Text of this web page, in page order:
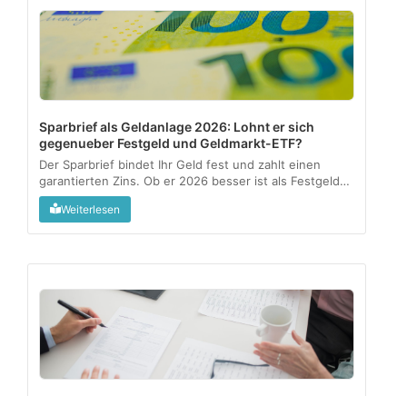
Sparbrief als Geldanlage 2026: Lohnt er sich
gegenueber Festgeld und Geldmarkt-ETF?
Der Sparbrief bindet Ihr Geld fest und zahlt einen
garantierten Zins. Ob er 2026 besser ist als Festgeld
oder ein Geldmarkt-ETF, haengt an drei Fragen:
Verfuegbarkeit, Rendite nach Kosten und wie aktiv Sie
Weiterlesen